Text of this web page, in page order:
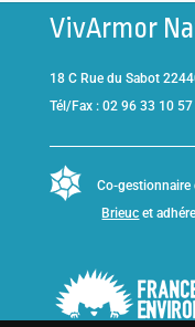
VivArmor
18 C Rue du Sabot
Tél/Fax : 02 96 33 10 57
Co-gestionnaire
Brieuc et